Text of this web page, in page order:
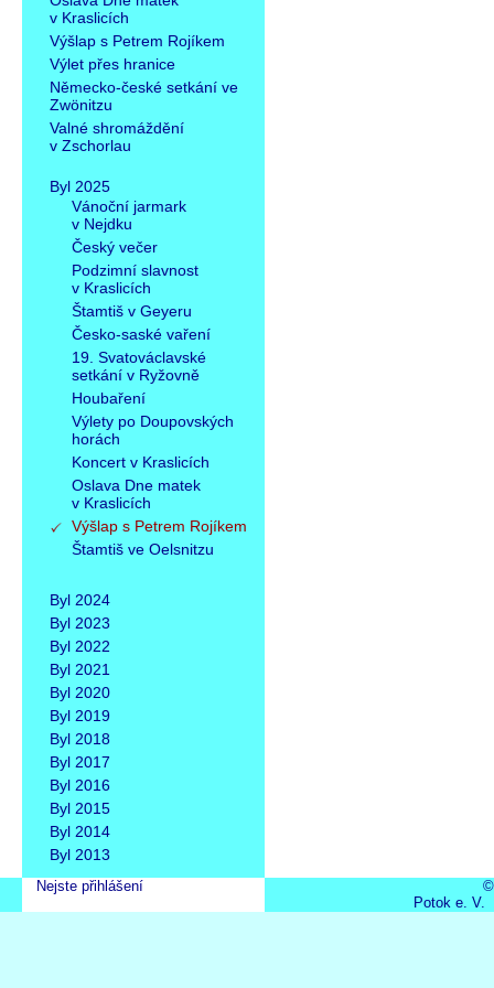
v Kraslicích
Výšlap s Petrem Rojíkem
Výlet přes hranice
Německo-české setkání ve
Zwönitzu
Valné shromáždění
v Zschorlau
Byl 2025
Vánoční jarmark
v Nejdku
Český večer
Podzimní slavnost
v Kraslicích
Štamtiš v Geyeru
Česko-saské vaření
19. Svatováclavské
setkání v Ryžovně
Houbaření
Výlety po Doupovských
horách
Koncert v Kraslicích
Oslava Dne matek
v Kraslicích
Výšlap s Petrem Rojíkem
Štamtiš ve Oelsnitzu
Byl 2024
Byl 2023
Byl 2022
Byl 2021
Byl 2020
Byl 2019
Byl 2018
Byl 2017
Byl 2016
Byl 2015
Byl 2014
Byl 2013
Nejste přihlášení
©
Potok e. V.